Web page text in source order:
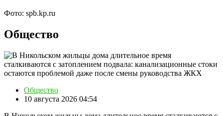
Фото: spb.kp.ru
Общество
Общество
10 августа 2026 04:54